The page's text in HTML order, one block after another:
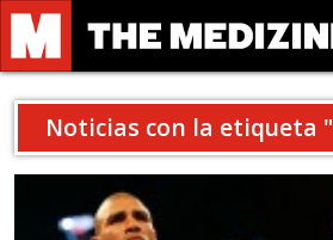
Noticias con la etiqueta "